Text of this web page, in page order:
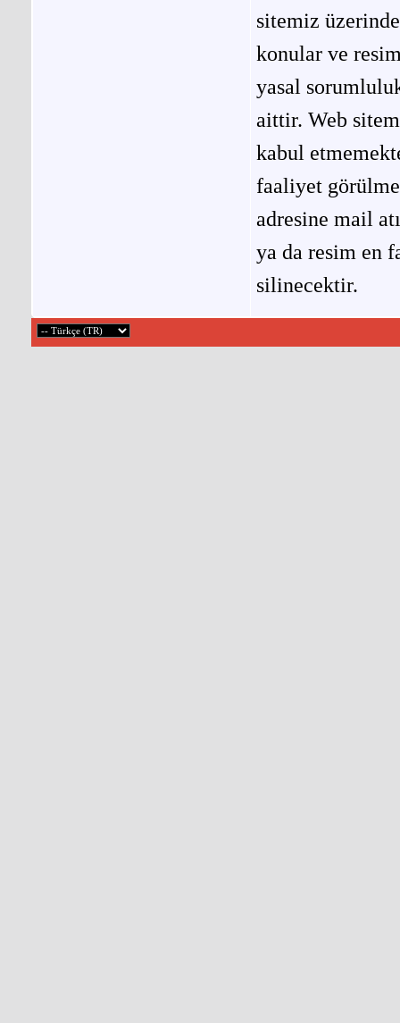
sitemiz
konular ve
yasal
aittir. Web
kabul
faaliyet
adresine mail
ya da resim en
silinecektir.